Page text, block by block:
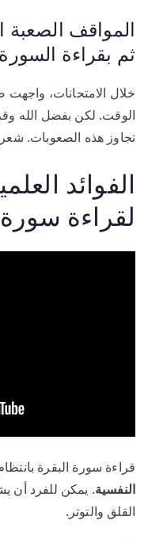
المواقف الصعبة
ثم بقراءة السورة
خلال الامتحانات،
الوقت. لكن بفضل الله
تجاوز هذه الصعوبات. شعرت
الفوائد
لقراءة سورة
قراءة سورة البقرة
النفسية. يمكن للفرد أن
القلق والتوتر.